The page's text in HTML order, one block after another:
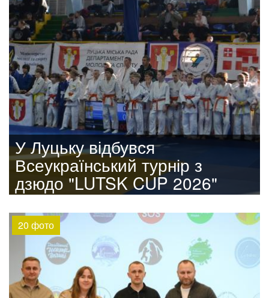
У Луцьку відбувся
Всеукраїнський турнір з
дзюдо "LUTSK CUP 2026"
20 фото